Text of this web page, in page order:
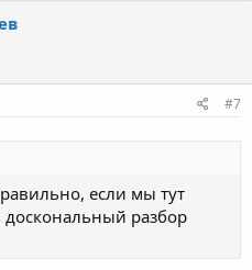
#7
если мы тут
доскональный разбор